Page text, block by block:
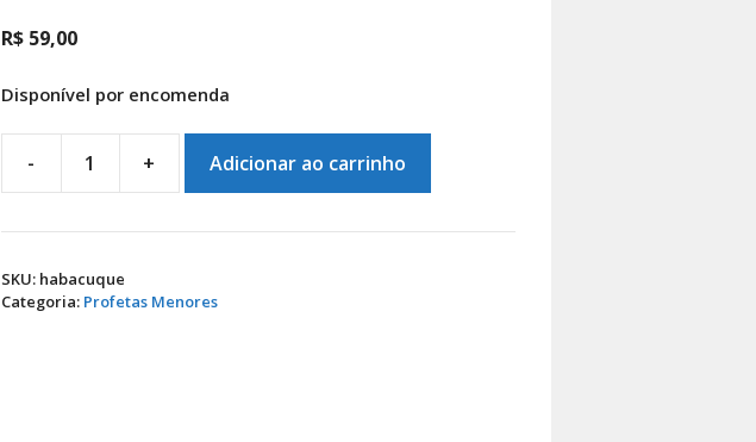
R$59,00
Disponível por encomenda
-
Habacuque
+ Adicionar ao carrinho
SKU: habacuque
Categoria: Profetas Menores